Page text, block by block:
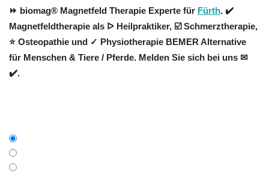
⏩ biomag® Magnetfeld Therapie Experte für Fürth. ✔️
Magnetfeldtherapie als ᐅ Heilpraktiker, ☑️ Schmerztherapie,
⭐ Osteopathie und ✓ Physiotherapie BEMER Alternative
für Menschen & Tiere / Pferde. Melden Sie sich bei uns ✉
✔️.